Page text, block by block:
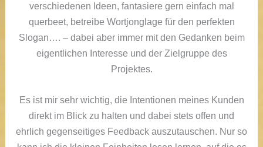
verschiedenen Ideen, fantasiere gern einfach mal
querbeet, betreibe Wortjonglage für den perfekten
Slogan…. – dabei aber immer mit den Gedanken beim
eigentlichen Interesse und der Zielgruppe des
Projektes.
Es ist mir sehr wichtig, die Intentionen meines Kunden
direkt im Blick zu halten und dabei stets offen und
ehrlich gegenseitiges Feedback auszutauschen. Nur so